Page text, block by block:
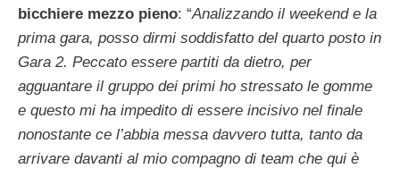
bicchiere mezzo pieno: “Analizzando il weekend e la
prima gara, posso dirmi soddisfatto del quarto posto in
Gara 2. Peccato essere partiti da dietro, per
agguantare il gruppo dei primi ho stressato le gomme
e questo mi ha impedito di essere incisivo nel finale
nonostante ce l’abbia messa davvero tutta, tanto da
arrivare davanti al mio compagno di team che qui è